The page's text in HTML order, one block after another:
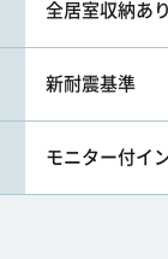
全居室収納あり
新耐震基準
モニター付イ